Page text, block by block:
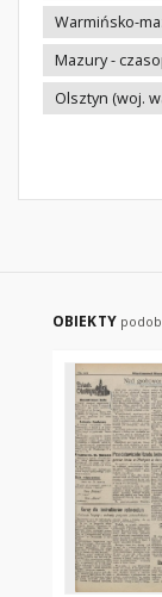
Warmińsko-
Mazury -
Olsztyn (woj.
OBIEKTY